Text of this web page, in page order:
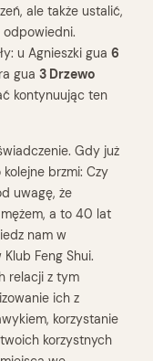
ale także ustalić,
u Agnieszki gua 6
gua 3 Drzewo
kontynuując ten
Gdy już
brzmi: Czy
uwagę, że
a to 40 lat
nam w
Feng Shui.
relacji z tym
ich z
korzystanie
korzystnych